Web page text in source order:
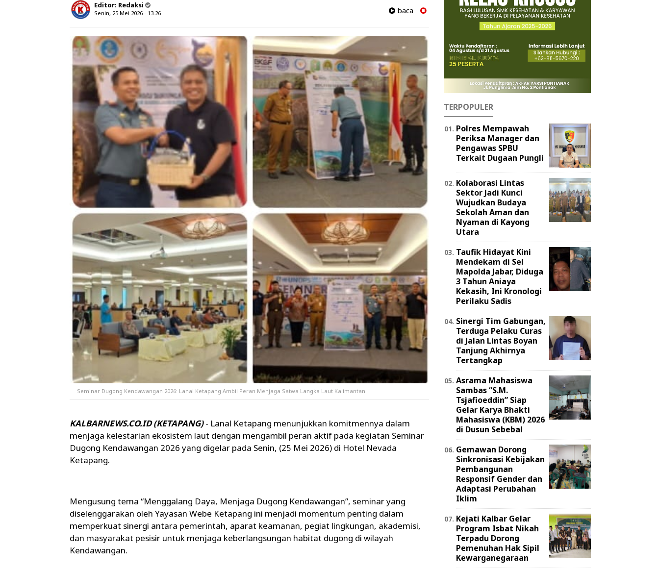
Editor: Redaksi
Senin, 25 Mei 2026 - 13.26 baca
Seminar Dugong Kendawangan 2026: Lanal Ketapang Ambil Peran Menjaga Satwa Langka Laut Kalimantan
KALBARNEWS.CO.ID (KETAPANG)- Lanal Ketapang menunjukkan komitmennya dalam
menjaga kelestarian ekosistem laut dengan mengambil peran aktif pada kegiatan Seminar
Dugong Kendawangan 2026 yang digelar pada Senin, (25 Mei 2026) di Hotel Nevada
Ketapang.
Mengusung tema “Menggalang Daya, Menjaga Dugong Kendawangan”, seminar yang
diselenggarakan oleh Yayasan Webe Ketapang ini menjadi momentum penting dalam
memperkuat sinergi antara pemerintah, aparat keamanan, pegiat lingkungan, akademisi,
dan masyarakat pesisir untuk menjaga keberlangsungan habitat dugong di wilayah
Kendawangan.
TERPOPULER
Polres Mempawah
Periksa Manager dan
Pengawas SPBU
Terkait Dugaan Pungli
Kolaborasi Lintas
Sektor Jadi Kunci
Wujudkan Budaya
Sekolah Aman dan
Nyaman di Kayong
Utara
Taufik Hidayat Kini
Mendekam di Sel
Mapolda Jabar, Diduga
3 Tahun Aniaya
Kekasih, Ini Kronologi
Perilaku Sadis
Sinergi Tim Gabungan,
Terduga Pelaku Curas
di Jalan Lintas Boyan
Tanjung Akhirnya
Tertangkap
Asrama Mahasiswa
Sambas “S.M.
Tsjafioeddin” Siap
Gelar Karya Bhakti
Mahasiswa (KBM) 2026
di Dusun Sebebal
Gemawan Dorong
Sinkronisasi Kebijakan
Pembangunan
Responsif Gender dan
Adaptasi Perubahan
Iklim
Kejati Kalbar Gelar
Program Isbat Nikah
Terpadu Dorong
Pemenuhan Hak Sipil
Kewarganegaraan